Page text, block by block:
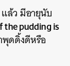
ล้ว มีอายุนับ
the pudding is
ดดิ้งดีหรือ